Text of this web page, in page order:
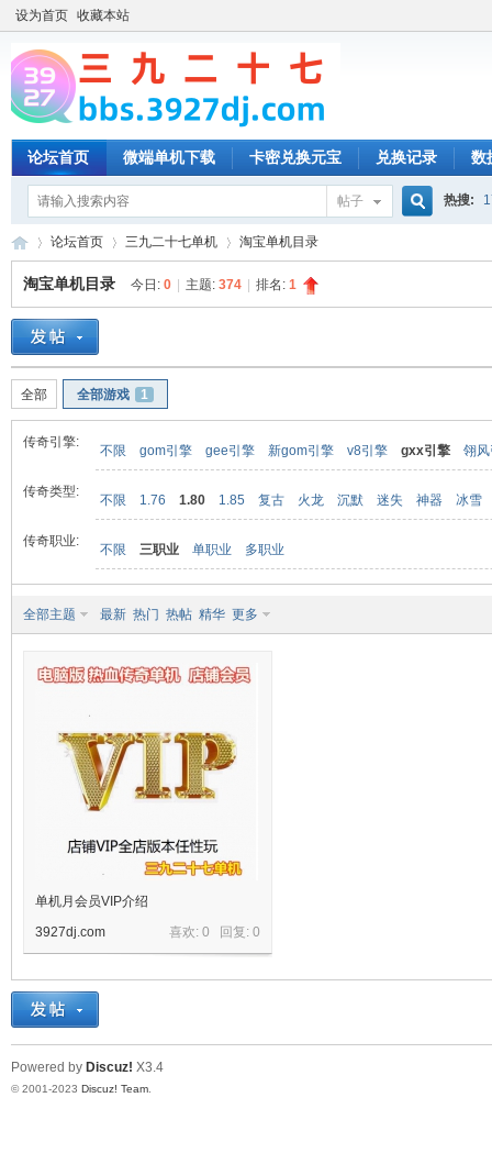
设为首页 收藏本站
论坛首页 微端单机下载 卡密兑换元宝 兑换记录 数
帖子 热搜:
十
»
论坛首页 三九二十七单机 淘宝单机目录
淘宝单机目录 今日: 0 主题: 374 排名: 1
全部 全部游戏 1
传奇引擎:
不限 gom引擎 gee引擎 新gom引擎 v8引擎 gxx引擎 翎
传奇类型:
不限 1.76 1.80 1.85 复古 火龙 沉默 迷失 神器 冰雪
传奇职业:
不限 三职业 单职业 多职业
全部主题 最新 热门 热帖 精华 更多
单机月会员VIP介绍
喜欢: 0 回复: 0
3927dj.com
Powered by Discuz! X3.4
© 2001-2023 Discuz! Team.